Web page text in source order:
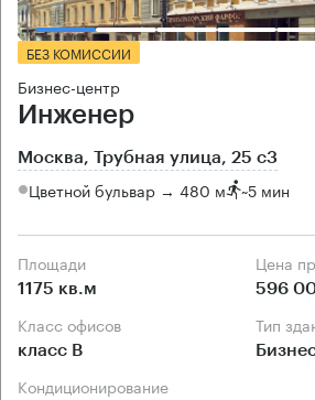
БЕЗ КОМИССИИ
Бизнес-центр
Инженер
Москва, Трубная улица, 25 с3
Цветной бульвар → 480 м ~5 мин
Площади
1175 кв.м
Цена
596
Класс офисов
класс B
Тип
Кондиционирование